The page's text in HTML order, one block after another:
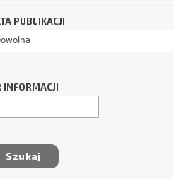
PUBLIKACJI
INFORMACJI